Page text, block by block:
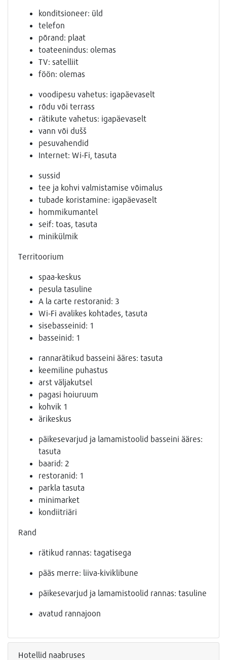
konditsioneer: üld
telefon
põrand: plaat
toateenindus: olemas
TV: satelliit
föön: olemas
voodipesu vahetus: igapäevaselt
rõdu või terrass
rätikute vahetus: igapäevaselt
vann või dušš
pesuvahendid
Internet: Wi-Fi, tasuta
sussid
tee ja kohvi valmistamise võimalus
tubade koristamine: igapäevaselt
hommikumantel
seif: toas, tasuta
minikülmik
Territoorium
spaa-keskus
pesula tasuline
A la carte restoranid: 3
Wi-Fi avalikes kohtades, tasuta
sisebasseinid: 1
basseinid: 1
rannarätikud basseini ääres: tasuta
keemiline puhastus
arst väljakutsel
pagasi hoiuruum
kohvik 1
ärikeskus
päikesevarjud ja lamamistoolid basseini ääres:
tasuta
baarid: 2
restoranid: 1
parkla tasuta
minimarket
kondiitriäri
Rand
rätikud rannas: tagatisega
pääs merre: liiva-kiviklibune
päikesevarjud ja lamamistoolid rannas: tasuline
avatud rannajoon
Hotellid naabruses